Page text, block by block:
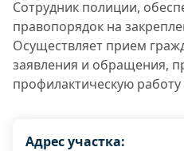
Сотрудник полиции,
правопорядок на
Осуществляет прием
заявления и обращения,
профилактическую
Адрес участка: